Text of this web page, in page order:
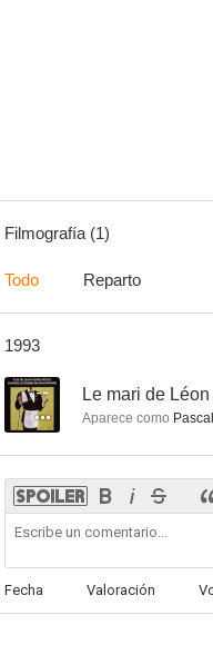
Filmografía (1)
Todo Reparto
1993
-- Le mari de Léon
Aparece como Pascal
Fecha Valoración